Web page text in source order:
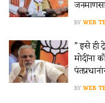
BYWEB
” इसे ही
मोदींना
BYWEB